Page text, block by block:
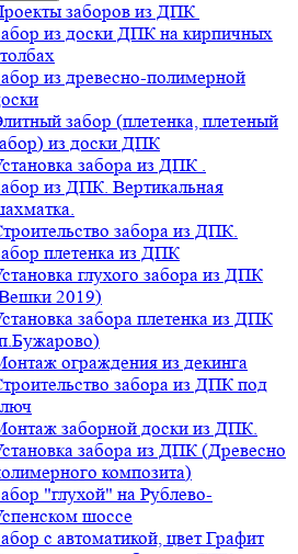
заборов из ДПК
из доски ДПК на кирпичных
из древесно-полимерной
забор (плетенка, плетеный
из доски ДПК
забора из ДПК .
из ДПК. Вертикальная
забора из ДПК.
плетенка из ДПК
глухого забора из ДПК
2019)
забора плетенка из ДПК
ограждения из декинга
забора из ДПК под
заборной доски из ДПК.
забора из ДПК (Древесно
композита)
"глухой" на Рублево-
шоссе
с автоматикой, цвет Графит